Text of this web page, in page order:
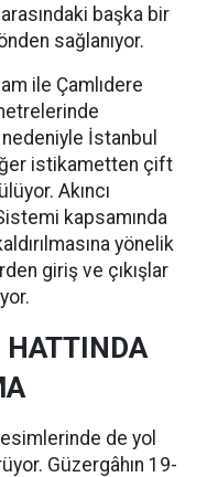
başka bir
sağlanıyor.
ile Çamlıdere
İstanbul
istikametten çift
Akıncı
kapsamında
yönelik
giriş ve çıkışlar
de yol
Güzergâhın 19-